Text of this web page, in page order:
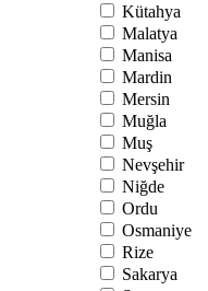
Kütahya
Malatya
Manisa
Mardin
Mersin
Muğla
Muş
Nevşehir
Niğde
Ordu
Osmaniye
Rize
Sakarya